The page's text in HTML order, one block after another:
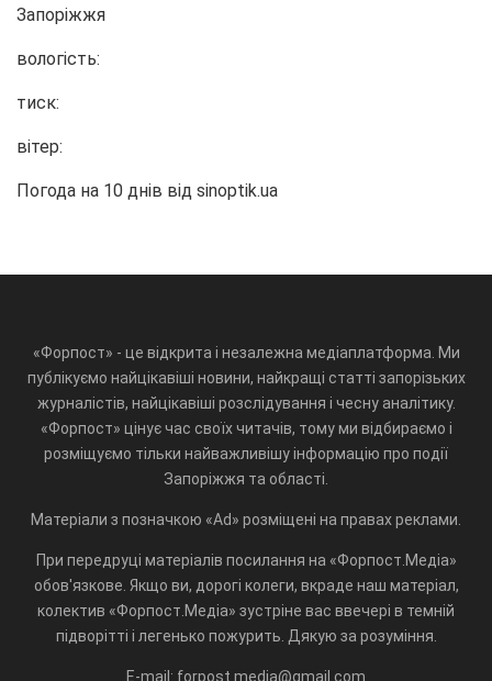
Запоріжжя
вологість:
тиск:
вітер:
Погода на 10 днів від sinoptik.ua
«Форпост» - це відкрита і незалежна медіаплатформа. Ми
публікуємо найцікавіші новини, найкращі статті запорізьких
журналістів, найцікавіші розслідування і чесну аналітику.
«Форпост» цінує час своїх читачів, тому ми відбираємо і
розміщуємо тільки найважливішу інформацію про події
Запоріжжя та області.
Матеріали з позначкою «Ad» розміщені на правах реклами.
При передруці матеріалів посилання на «Форпост.Медіа»
обов'язкове. Якщо ви, дорогі колеги, вкраде наш матеріал,
колектив «Форпост.Медіа» зустріне вас ввечері в темній
підворітті і легенько пожурить. Дякую за розуміння.
E-mail: forpost.media@gmail.com